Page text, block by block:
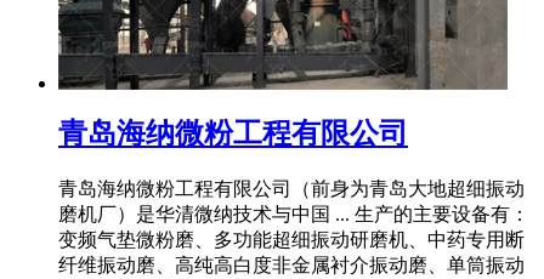
青岛海纳微粉工程有限公司
青岛海纳微粉工程有限公司（前身为青岛大地超细振动
磨机厂）是华清微纳技术与中国 ... 生产的主要设备有：
变频气垫微粉磨、多功能超细振动研磨机、中药专用断
纤维振动磨、高纯高白度非金属衬介振动磨、单筒振动